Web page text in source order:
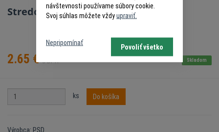
Stredový pánt PSD 42257030M
2.65 € s DPH Skladom
ks Do košíka
Výrobca: PSD
návštevnosti používame súbory cookie.
Svoj súhlas môžete vždyupraviť.
Nepripomínať
Povoliť všetko